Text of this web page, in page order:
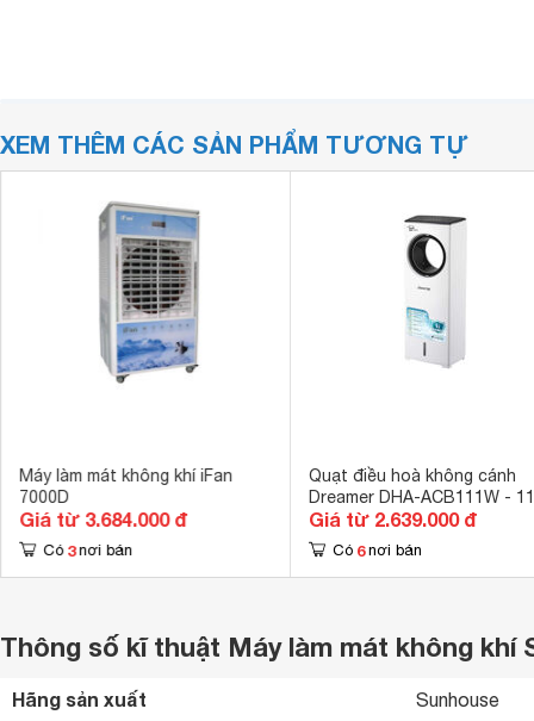
XEM THÊM CÁC SẢN PHẨM TƯƠNG TỰ
Máy làm mát không khí iFan
7000D
Giá từ 3.684.000 đ
Có 3 nơi bán
Quạt điều hoà không cánh
Dreamer DHA-ACB111W -
Giá từ 2.639.000 đ
Có 6 nơi bán
Thông số kĩ thuật Máy làm mát không khí
Hãng sản xuất Sunhouse